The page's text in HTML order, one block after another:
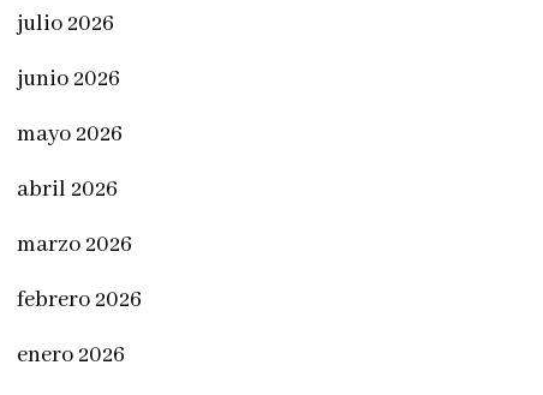
julio 2026
junio 2026
mayo 2026
abril 2026
marzo 2026
febrero 2026
enero 2026